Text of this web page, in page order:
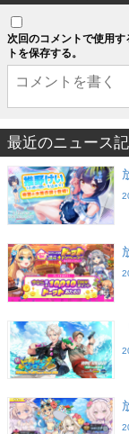
次回のコメントで使用
トを保存する。
最近のニュース